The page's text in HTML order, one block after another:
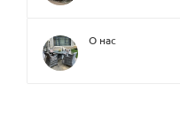
О нас